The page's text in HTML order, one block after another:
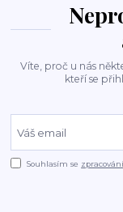
Víte, proč u nás
kteří se
Souhlasím se